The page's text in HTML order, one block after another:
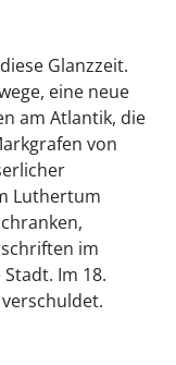
Glanzzeit.
eine neue
am Atlantik, die
von
Luthertum
im
Im 18.